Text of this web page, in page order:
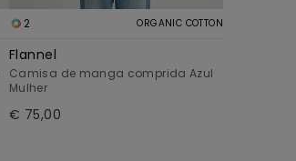
2 ORGANIC COTTON
Flannel
Camisa de manga comprida Azul
Mulher
€ 75,00